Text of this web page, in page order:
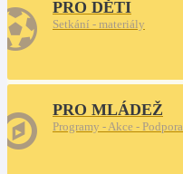
PRO DĚTI
Setkání - materiály
PRO MLÁDEŽ
Programy - Akce - Podpora